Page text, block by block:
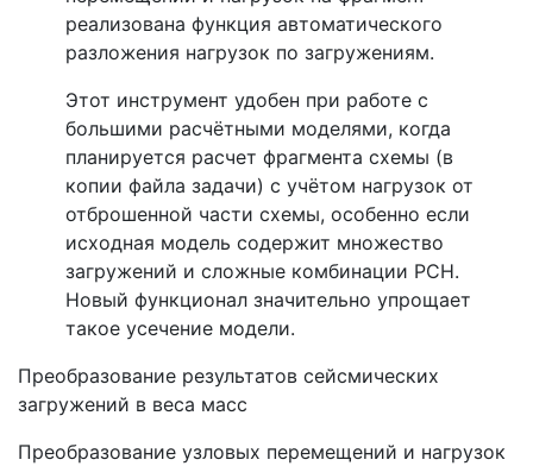
реализована функция автоматического
разложения нагрузок по загружениям.
Этот инструмент удобен при работе с
большими расчётными моделями, когда
планируется расчет фрагмента схемы (в
копии файла задачи) с учётом нагрузок от
отброшенной части схемы, особенно если
исходная модель содержит множество
загружений и сложные комбинации РСН.
Новый функционал значительно упрощает
такое усечение модели.
Преобразование результатов сейсмических
загружений в веса масс
Преобразование узловых перемещений и нагрузок